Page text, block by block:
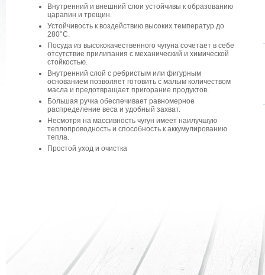
Внутренний и внешний слои устойчивы к образованию
царапин и трещин.
Устойчивость к воздействию высоких температур до
280°C.
Посуда из высококачественного чугуна сочетает в себе
отсутствие прилипания с механический и химической
стойкостью.
Внутренний слой с ребристым или фигурным
основанием позволяет готовить с малым количеством
масла и предотвращает пригорание продуктов.
Большая ручка обеспечивает равномерное
распределение веса и удобный захват.
Несмотря на массивность чугун имеет наилучшую
теплопроводность и способность к аккумулированию
тепла.
Простой уход и очистка